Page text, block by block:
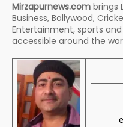
Mirzapurnews.com brings
Business, Bollywood,
Entertainment, sports
accessible around the